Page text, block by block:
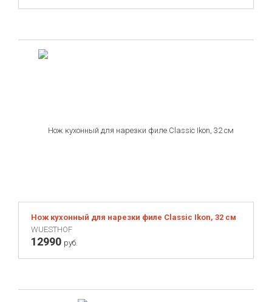
Нож кухонный для нарезки филе Classic Ikon, 32 см
WUESTHOF
12990 руб.